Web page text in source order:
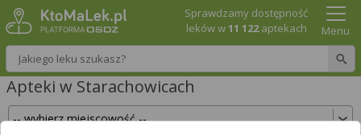
Wpisz nazwę leku
Sprawdzamy dostępność
leków w11 122aptekach Menu
Apteki w Starachowicach